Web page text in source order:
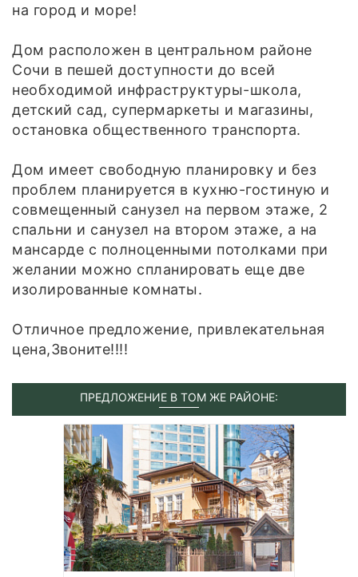
на город и море!
Дом расположен в центральном районе
Сочи в пешей доступности до всей
необходимой инфраструктуры-школа,
детский сад, супермаркеты и магазины,
остановка общественного транспорта.
Дом имеет свободную планировку и без
проблем планируется в кухню-гостиную и
совмещенный санузел на первом этаже, 2
спальни и санузел на втором этаже, а на
мансарде с полноценными потолками при
желании можно спланировать еще две
изолированные комнаты.
Отличное предложение, привлекательная
цена,Звоните!!!!
ПРЕДЛОЖЕНИЕ В ТОМ ЖЕ РАЙОНЕ: